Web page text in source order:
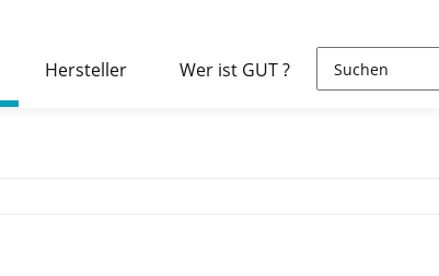
Hersteller Wer ist GUT ?